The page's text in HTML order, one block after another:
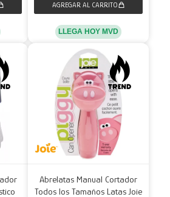
LLEGA HOY MVD
Abrelatas Manual Cortador
Todos los Tamaños Latas Joie